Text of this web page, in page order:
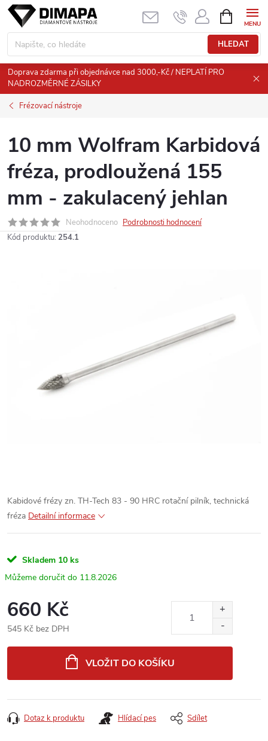
Přejít
obsah
HLEDAT
NÁKUPNÍ
KOŠÍK
Doprava zdarma při objednávce nad 3000,-Kč / NEPLATÍ PRO
NADROZMĚRNÉ ZÁSILKY
Frézovací nástroje
10 mm Wolfram Karbidová
fréza, prodloužená 155
mm - zakulacený jehlan
Neohodnoceno Podrobnosti hodnocení
Kód produktu: 254.1
Kabidové frézy zn. TH-Tech 83 - 90 HRC rotační pilník, technická
fréza Detailní informace
Skladem 10 ks
11.8.2026
660 Kč
545 Kč bez DPH
VLOŽIT DO KOŠÍKU
Dotaz k produktu Hlídací pes Sdílet